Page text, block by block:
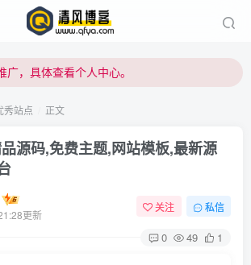
广，具体查看个人中心。
广，具体查看个人中心。
秀站点 正文
源码,免费主题,网站模板,最新源
更新
关注 私信
0 49 1